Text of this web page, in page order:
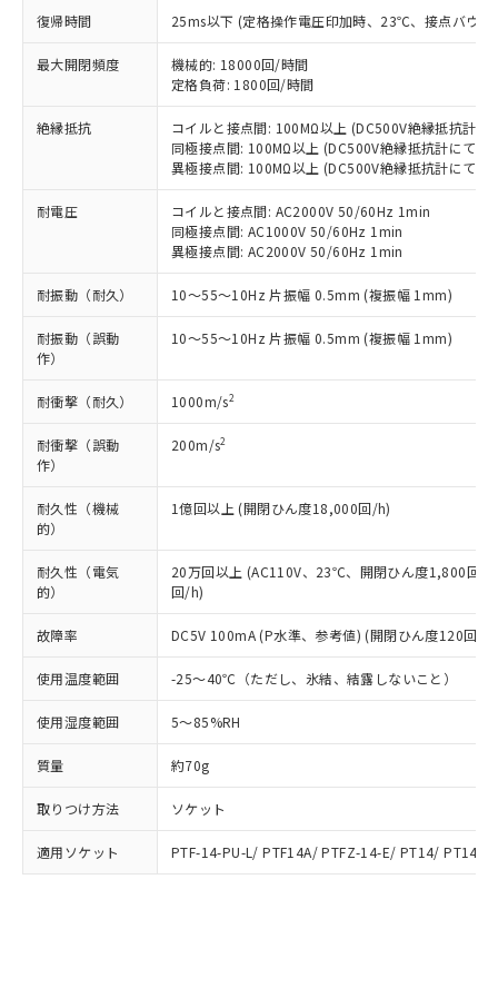
復帰時間 25ms以下 (定格操作電圧印加時、23℃、接点バウン
最大開閉頻度
機械的: 18000回/時間
定格負荷: 1800回/時間
絶縁抵抗
コイルと接点間: 100MΩ以上 (DC500V絶縁抵抗計に
同極接点間: 100MΩ以上 (DC500V絶縁抵抗計にて)
異極接点間: 100MΩ以上 (DC500V絶縁抵抗計にて)
耐電圧
コイルと接点間: AC2000V 50/60Hz 1min
同極接点間: AC1000V 50/60Hz 1min
異極接点間: AC2000V 50/60Hz 1min
耐振動（耐久） 10～55～10Hz 片振幅 0.5mm (複振幅 1mm)
耐振動（誤動
作）
10～55～10Hz 片振幅 0.5mm (複振幅 1mm)
耐衝撃（耐久） 1000m/s2
耐衝撃（誤動
作）
200m/s2
耐久性（機械
的）
1億回以上 (開閉ひん度18,000回/h)
耐久性（電気
的）
20万回以上 (AC110V、23℃、開閉ひん度1,800回/
回/h)
故障率 DC5V 100mA (P水準、参考値) (開閉ひん度120回/
使用温度範囲 -25～40℃（ただし、氷結、結露しないこと）
使用湿度範囲 5～85%RH
質量 約70g
取りつけ方法 ソケット
適用ソケット PTF-14-PU-L/ PTF14A/ PTFZ-14-E/ PT14/
ご利用条件
以下の条件をお読みいただき、同意のうえ
ご利用ください。
本サービスは、当社制御機器事業取扱
商品の当社在庫状況および標準価格
(税抜)を提供させていただくもので
当社制御機器事業取扱商品の中には、
本サービスの対象外となる商品もある
ことをご了承ください。
在庫状況および標準価格照会結果は、
記載している更新日時点での社内デー
タに基づき作成されるものであり、閲
覧された時点での実際の在庫および標
準価格とは異なる場合があることをご
正式な納期状況および標準価格はお客
様のお取引先、またはお客様担当のオ
ご相談ください。
オムロン制御機器販売店や当社販売拠
点は「販売ネットワーク
」をご確認
ください。
在庫状況および標準価格結果を当社の
事前の承諾なく第三者に漏洩または開
示しないようお願いします。
マイパーツ機能（部品リスト作成サー
ビス）をご利用いただくには、I-Web
メンバーズにご登録されている必要が
あります。
お客様が当ウェブサイト上で当社にご
登録された部品リストについて、当社
および当社の共同利用者が、当社の製
す。
対応予定：EU RoHS指令（10物質）の非含
有に対応した製品に切り替える予定のある
対応予定なし：EU RoHS指令（10物質）の
非含有に非対応の商品で、対応品を出す予
定はありません。
調査・確認中：EU RoHS指令（10物質）の
非含有の対応状況を調査中または確認中の
非該当品：ライセンス料など無形物で、有
害物質有無と関係のない商品です。
仕入先様の事情により、非含有部品として
いたものが、含有品と判明した場合などや
むを得ず変更することがあります。
*EU RoHS指令（10物質）：
鉛(Pb) 1000ppm以下、 水銀(Hg) 1000ppm以下、 カド
ミウム(Cd) 100ppm以下、
六価クロム(Cr(Ⅵ)) 1000ppm以下、ポリ臭化ビフェニル
類(PBB) 1000ppm以下、ポリ臭化ジフェニルエーテル類
ル) (DEHP)(別名：DOP) 1000ppm以下、フタル酸ブチ
ルベンジル（BBP） 1000ppm以下、フタル酸ジブチル
（DBP） 1000ppm以下、フタル酸ジイソブチル
但し、RoHS指令で産業用監視および制御機器に対する
適用除外項目は除く。
フタル酸エステル類の４物質については閾値を超える意
図的な使用がないことを確認しています。
※2 対応予定月
部品在庫の切り替え状況などにより、予定
月が前後することがあります。
※3 非含有証明書ダウンロード
下記の非含有証明書をダウンロードするこ
※1 中国RoHS○×表
「○」：最大均質材料含有率が中国RoHSの
基準値以下であることを示します。
「×」：最大均質材料含有率が中国RoHSの
基準値を超えていることを示します。
「－」：未確認です。当社販売部門へお問
*中国RoHS10物質の基準値 (GB/T26572)：
Pb(鉛) :1000ppm、 Hg(水銀) : 1000ppm、 Cd(カドミウ
ム) : 100ppm、
Cr(Ⅵ)(六価クロム) : 1000ppm、 PBBs(ポリ臭化ビフェ
ル類) : 1000ppm、
DBP(フタル酸ジブチル) : 1000ppm、 DIBP(フタル酸ジ
イソブチル) : 1000ppm、 BBP(フタル酸ブチルベンジ
DEHP(フタル酸ビス(2-エチルヘキシル)) : 1000ppm
※2 環境保護使用期限
「ｅ」：有害物質（10物質）のすべてが基
準値以下であることを示します。
「10」：通常の使用状況下において有害物
質が外部に漏えいし、環境に深刻な影響を
及ぼさない年数を意味します。
「－」：未確認です。当社販売部門へお問
い合わせください。
当社は、これら貴社製品のうち、外国
為替および外国貿易法に定める商品
または国外への提供する場合は、日本
国政府の輸出許可(または役務取引許
可)を取得するなどの必要な手続きを
当社は規制貨物を破棄する場合は、完
全に破砕するなど、違法に輸出されな
当社は貴社製品を、核兵器、ミサイ
ル、化学兵器、生物兵器またはその他
武器並びにこれらの製造装置等に一切
使用いたしません。
当社は、貴社製品を第三者に販売する
場合は、上記1、2および3の内容を当
該第三者に通知します。また当社は、
販売先および販売に係わる関係者が違
法に輸出するおそれがある場合は、取
り引きをいたしません。
記
説明
－
在庫なし(最新の在庫状況につ
いては、お客様のお取引先、ま
たはお客様担当のオムロン制御
機器販売店・当社販売員にご確
認ください)
空
受注生産機種、また在庫状況の
情報を公開していない機種